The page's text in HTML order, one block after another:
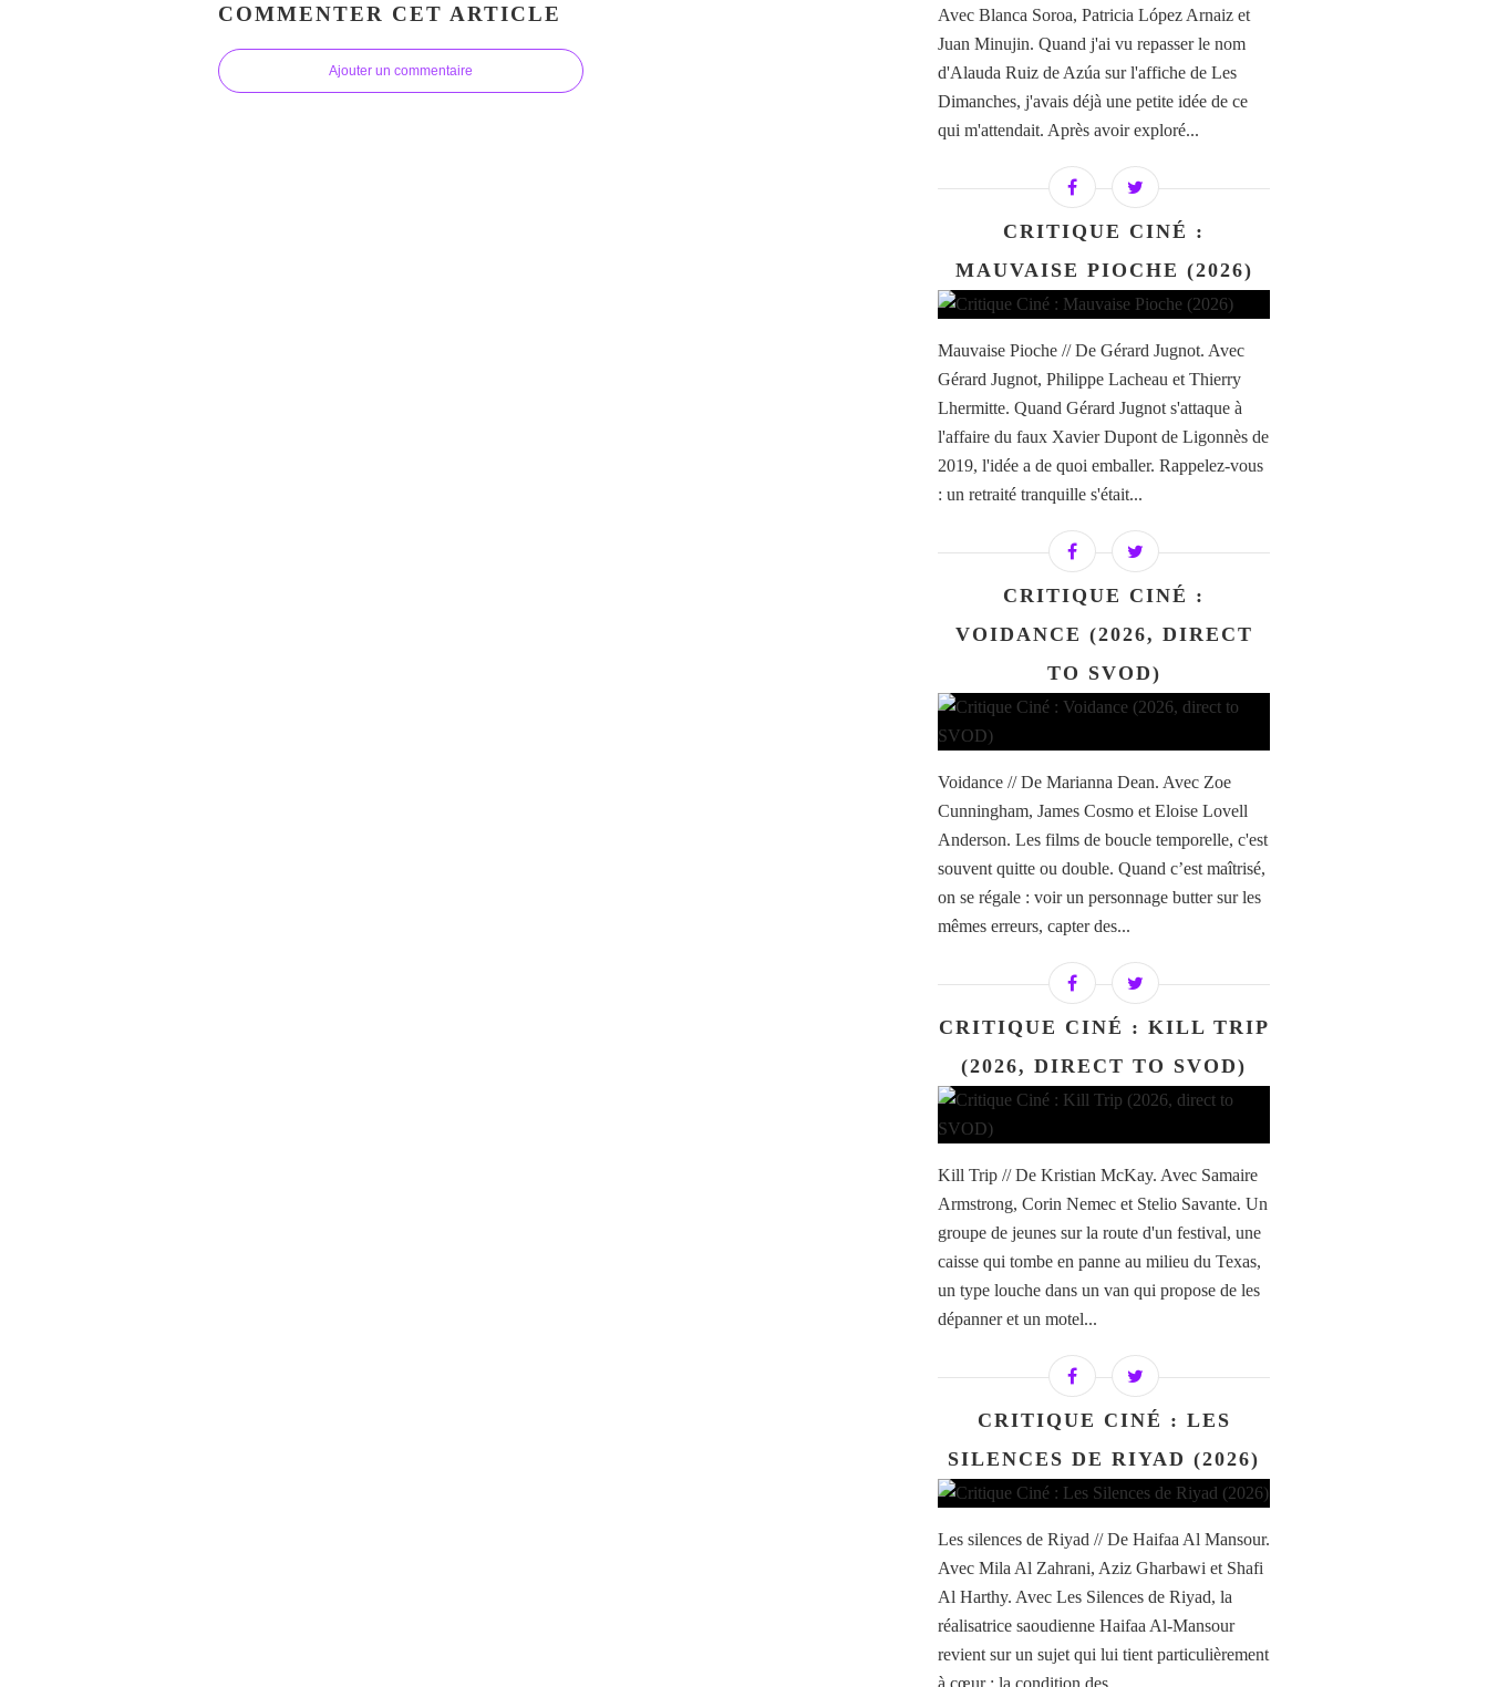
COMMENTER CET ARTICLE
Ajouter un commentaire
Avec Blanca Soroa, Patricia López Arnaiz et
Juan Minujin. Quand j'ai vu repasser le nom
d'Alauda Ruiz de Azúa sur l'affiche de Les
Dimanches, j'avais déjà une petite idée de ce
qui m'attendait. Après avoir exploré...
CRITIQUE CINÉ :
MAUVAISE PIOCHE (2026)
Mauvaise Pioche // De Gérard Jugnot. Avec
Gérard Jugnot, Philippe Lacheau et Thierry
Lhermitte. Quand Gérard Jugnot s'attaque à
l'affaire du faux Xavier Dupont de Ligonnès de
2019, l'idée a de quoi emballer. Rappelez-vous
: un retraité tranquille s'était...
CRITIQUE CINÉ :
VOIDANCE (2026, DIRECT
TO SVOD)
Voidance // De Marianna Dean. Avec Zoe
Cunningham, James Cosmo et Eloise Lovell
Anderson. Les films de boucle temporelle, c'est
souvent quitte ou double. Quand c’est maîtrisé,
on se régale : voir un personnage butter sur les
mêmes erreurs, capter des...
CRITIQUE CINÉ : KILL TRIP
(2026, DIRECT TO SVOD)
Kill Trip // De Kristian McKay. Avec Samaire
Armstrong, Corin Nemec et Stelio Savante. Un
groupe de jeunes sur la route d'un festival, une
caisse qui tombe en panne au milieu du Texas,
un type louche dans un van qui propose de les
dépanner et un motel...
CRITIQUE CINÉ : LES
SILENCES DE RIYAD (2026)
Les silences de Riyad // De Haifaa Al Mansour.
Avec Mila Al Zahrani, Aziz Gharbawi et Shafi
Al Harthy. Avec Les Silences de Riyad, la
réalisatrice saoudienne Haifaa Al-Mansour
revient sur un sujet qui lui tient particulièrement
à cœur : la condition des...